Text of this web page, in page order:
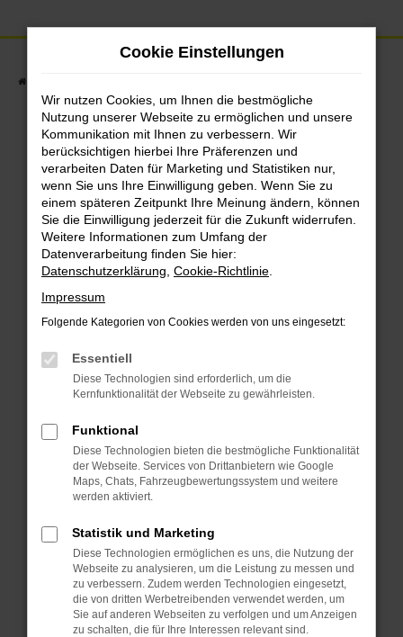
Zum
Hauptinhalt
Fehler: Network
Error
Beim Laden ist ein Fehler aufgetreten.
Hier sind ein paar Tipps, die dir helfen
können:
Überprüfe deine Firewall und deine
Internetverbindung.
Suchmaschine?
Prüfe deine Browsererweiterungen.
Manche Erweiterungen, wie Werbeblocker,
können das Laden bestimmter Seiten
anderen Browser oder in einem privaten
Fenster?
Starte dein Gerät neu.
Das kann manchmal helfen, vorübergehende
Probleme zu beheben.
Cookie Einstellungen
Wir nutzen Cookies, um Ihnen die bestmögliche
Nutzung unserer Webseite zu ermöglichen und unsere
Kommunikation mit Ihnen zu verbessern. Wir
berücksichtigen hierbei Ihre Präferenzen und
verarbeiten Daten für Marketing und Statistiken nur,
wenn Sie uns Ihre Einwilligung geben. Wenn Sie zu
einem späteren Zeitpunkt Ihre Meinung ändern, können
Sie die Einwilligung jederzeit für die Zukunft widerrufen.
Weitere Informationen zum Umfang der
Datenverarbeitung finden Sie hier:
Datenschutzerklärung Cookie-Richtlinie
Impressum
Folgende Kategorien von Cookies werden von uns eingesetzt:
Essentiell
Diese Technologien sind erforderlich, um die
Kernfunktionalität der Webseite zu gewährleisten.
Funktional
Diese Technologien bieten die bestmögliche Funktionalität
der Webseite. Services von Drittanbietern wie Google
Maps, Chats, Fahrzeugbewertungssystem und weitere
werden aktiviert.
Statistik und Marketing
Diese Technologien ermöglichen es uns, die Nutzung der
Webseite zu analysieren, um die Leistung zu messen und
zu verbessern. Zudem werden Technologien eingesetzt,
die von dritten Werbetreibenden verwendet werden, um
Sie auf anderen Webseiten zu verfolgen und um Anzeigen
zu schalten, die für Ihre Interessen relevant sind.